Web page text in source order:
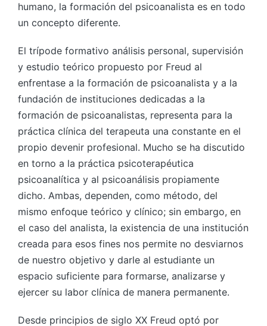
humano, la formación del psicoanalista es en todo
un concepto diferente.
El trípode formativo análisis personal, supervisión
y estudio teórico propuesto por Freud al
enfrentase a la formación de psicoanalista y a la
fundación de instituciones dedicadas a la
formación de psicoanalistas, representa para la
práctica clínica del terapeuta una constante en el
propio devenir profesional. Mucho se ha discutido
en torno a la práctica psicoterapéutica
psicoanalítica y al psicoanálisis propiamente
dicho. Ambas, dependen, como método, del
mismo enfoque teórico y clínico; sin embargo, en
el caso del analista, la existencia de una institución
creada para esos fines nos permite no desviarnos
de nuestro objetivo y darle al estudiante un
espacio suficiente para formarse, analizarse y
ejercer su labor clínica de manera permanente.
Desde principios de siglo XX Freud optó por